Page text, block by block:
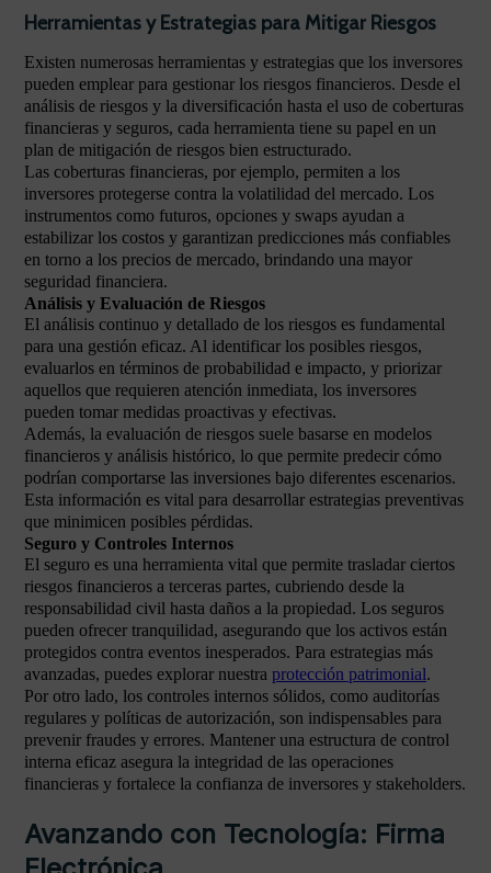
Herramientas y Estrategias para Mitigar Riesgos
Existen numerosas herramientas y estrategias que los inversores
pueden emplear para gestionar los riesgos financieros. Desde el
análisis de riesgos y la diversificación hasta el uso de coberturas
financieras y seguros, cada herramienta tiene su papel en un
plan de mitigación de riesgos bien estructurado.
Las coberturas financieras, por ejemplo, permiten a los
inversores protegerse contra la volatilidad del mercado. Los
instrumentos como futuros, opciones y swaps ayudan a
estabilizar los costos y garantizan predicciones más confiables
en torno a los precios de mercado, brindando una mayor
seguridad financiera.
Análisis y Evaluación de Riesgos
El análisis continuo y detallado de los riesgos es fundamental
para una gestión eficaz. Al identificar los posibles riesgos,
evaluarlos en términos de probabilidad e impacto, y priorizar
aquellos que requieren atención inmediata, los inversores
pueden tomar medidas proactivas y efectivas.
Además, la evaluación de riesgos suele basarse en modelos
financieros y análisis histórico, lo que permite predecir cómo
podrían comportarse las inversiones bajo diferentes escenarios.
Esta información es vital para desarrollar estrategias preventivas
que minimicen posibles pérdidas.
Seguro y Controles Internos
El seguro es una herramienta vital que permite trasladar ciertos
riesgos financieros a terceras partes, cubriendo desde la
responsabilidad civil hasta daños a la propiedad. Los seguros
pueden ofrecer tranquilidad, asegurando que los activos están
protegidos contra eventos inesperados. Para estrategias más
avanzadas, puedes explorar nuestra protección patrimonial.
Por otro lado, los controles internos sólidos, como auditorías
regulares y políticas de autorización, son indispensables para
prevenir fraudes y errores. Mantener una estructura de control
interna eficaz asegura la integridad de las operaciones
financieras y fortalece la confianza de inversores y stakeholders.
Avanzando con Tecnología: Firma